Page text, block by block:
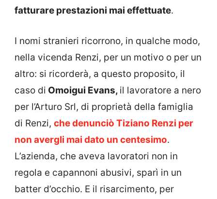
fatturare prestazioni mai effettuate.
I nomi stranieri ricorrono, in qualche modo,
nella vicenda Renzi, per un motivo o per un
altro: si ricorderà, a questo proposito, il
caso di Omoigui Evans, il lavoratore a nero
per l’Arturo Srl, di proprietà della famiglia
di Renzi, che denunciò Tiziano Renzi per
non avergli mai dato un centesimo.
L’azienda, che aveva lavoratori non in
regola e capannoni abusivi, sparì in un
batter d’occhio. E il risarcimento, per